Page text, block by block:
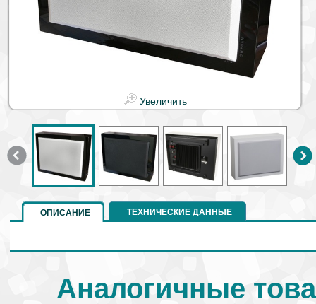
Увеличить
ОПИСАНИЕ ТЕХНИЧЕСКИЕ ДАННЫЕ
Аналогичные